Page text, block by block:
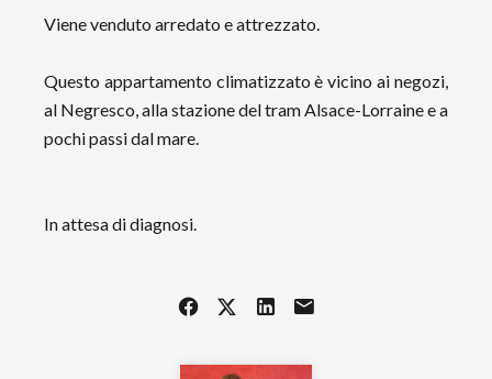
Viene venduto arredato e attrezzato.
Questo appartamento climatizzato è vicino ai negozi,
al Negresco, alla stazione del tram Alsace-Lorraine e a
pochi passi dal mare.
In attesa di diagnosi.